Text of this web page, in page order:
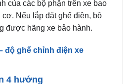
được hãng xe bảo hành.
độ ghế chỉnh điện xe
4 hướng